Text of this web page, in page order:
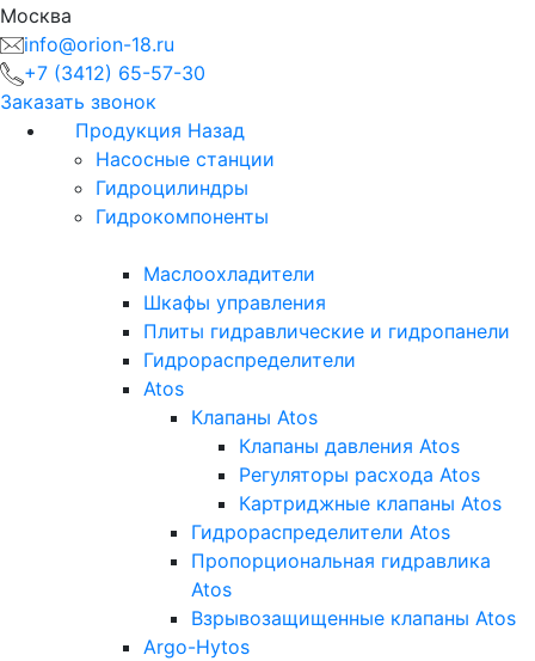
Москва
info@orion-18.ru
+7 (3412) 65-57-30
Заказать звонок
Продукция Назад
Насосные станции
Гидроцилиндры
Гидрокомпоненты
Маслоохладители
Шкафы управления
Плиты гидравлические и гидропанели
Гидрораспределители
Atos
Клапаны Atos
Клапаны давления Atos
Регуляторы расхода Atos
Картриджные клапаны Atos
Гидрораспределители Atos
Пропорциональная гидравлика
Atos
Взрывозащищенные клапаны Atos
Argo-Hytos